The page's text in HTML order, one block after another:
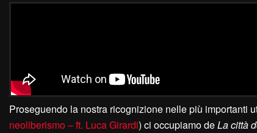
Proseguendo la nostra ricognizione nelle più importanti
neoliberismo – ft. Luca Girardi) ci occupiamo deLa città